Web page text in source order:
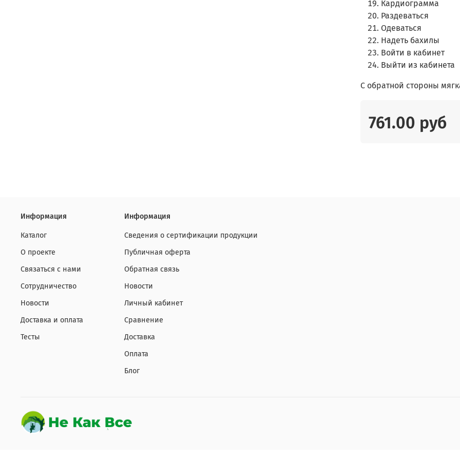
761.00 руб
Кардиограмма
Раздеваться
Одеваться
Надеть бахилы
Войти в кабинет
Выйти из кабинета
С обратной стороны
Информация
Каталог
О проекте
Связаться с нами
Сотрудничество
Новости
Доставка и оплата
Тесты
Информация
Сведения о сертификации продукции
Публичная оферта
Обратная связь
Новости
Личный кабинет
Сравнение
Доставка
Оплата
Блог